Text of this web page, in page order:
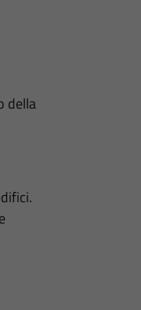
della